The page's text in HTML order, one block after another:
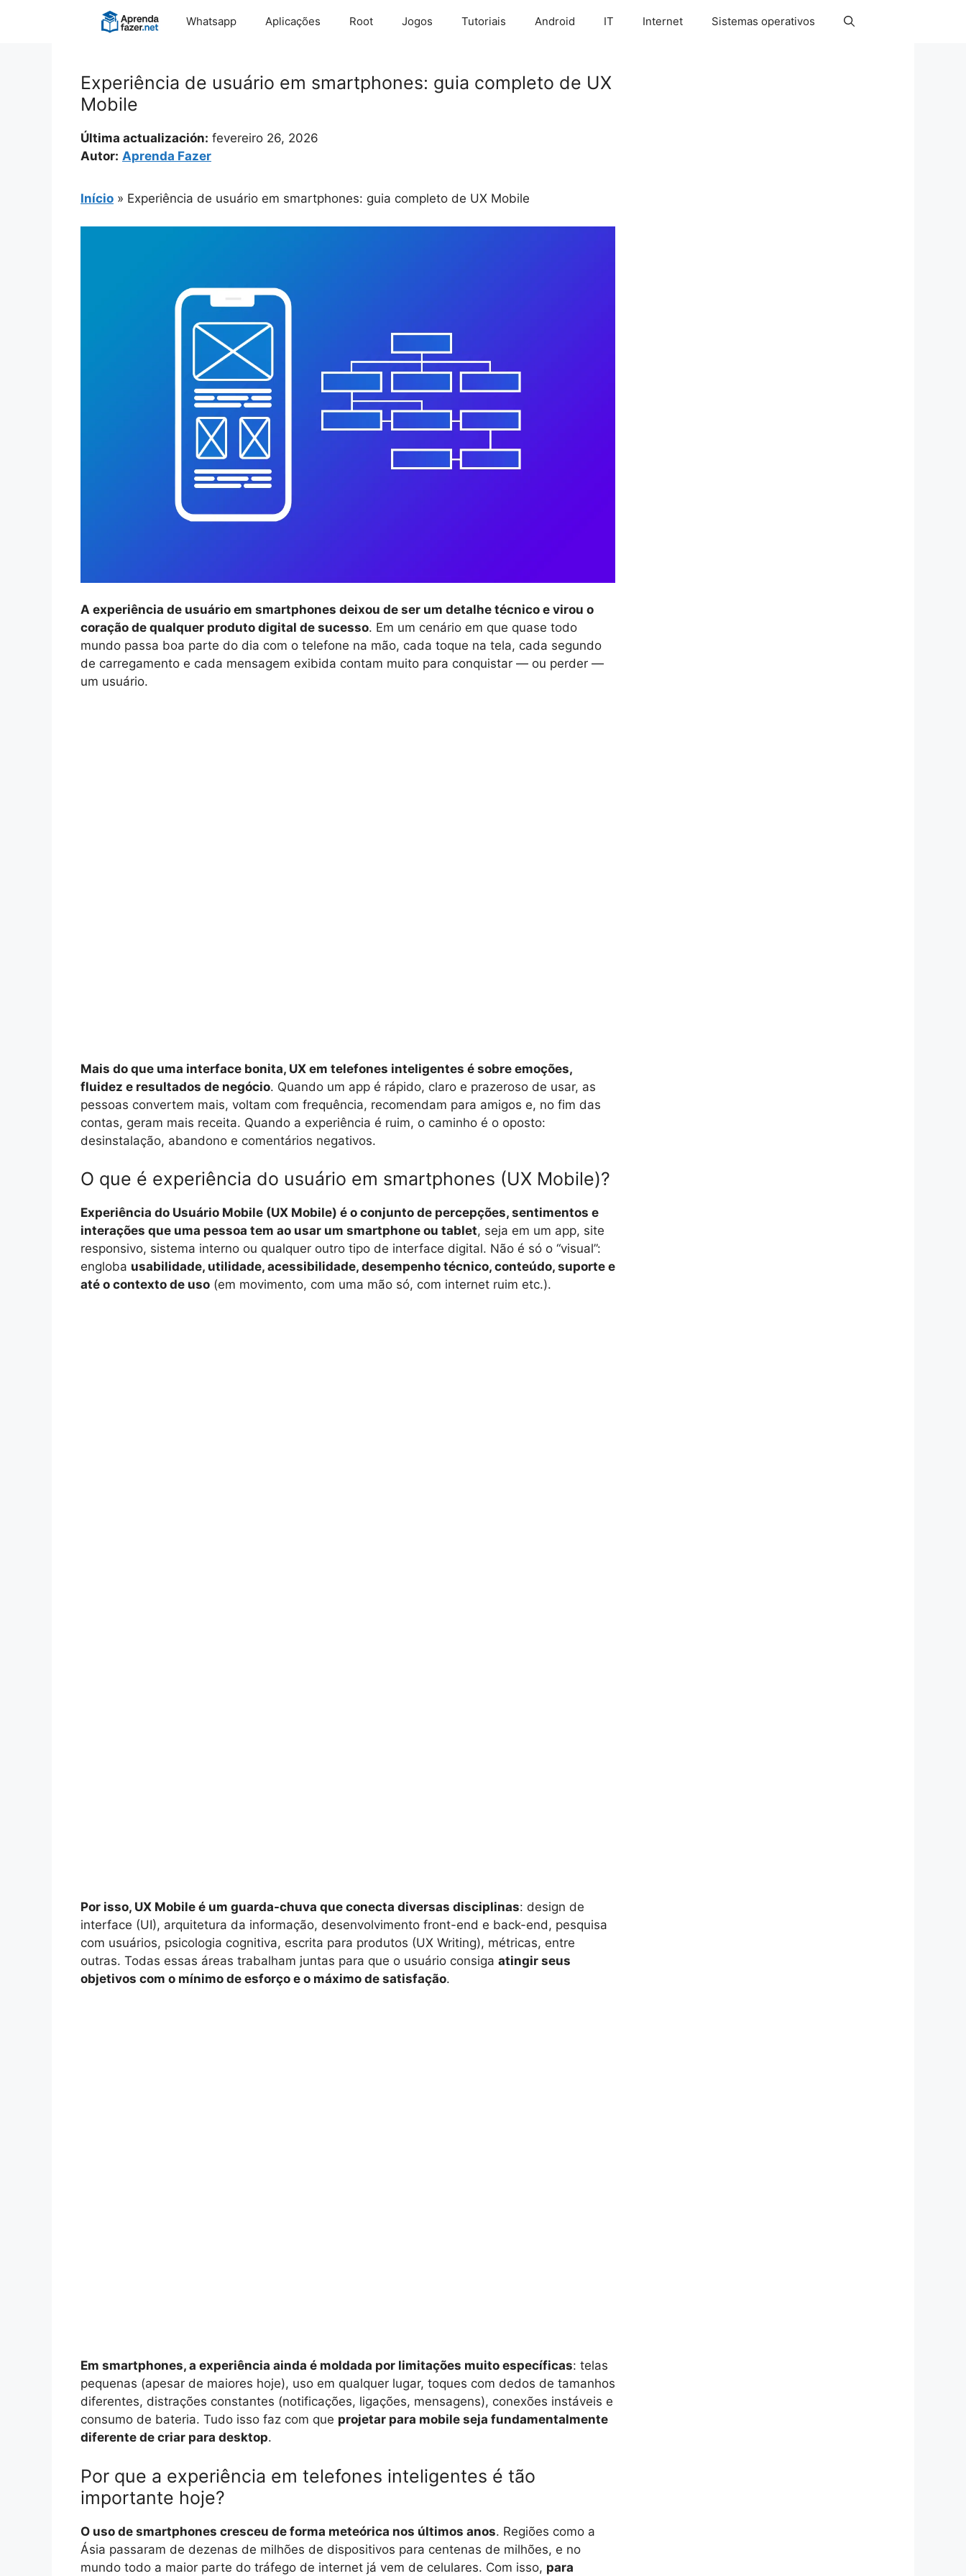
Whatsapp Aplicações Root Jogos Tutoriais Android IT Internet Sistemas operativos
Experiência de usuário em smartphones: guia completo de UX
Mobile
Última actualización: fevereiro 26, 2026
Autor: Aprenda Fazer
Início » Experiência de usuário em smartphones: guia completo de UX Mobile
A experiência de usuário em smartphones deixou de ser um detalhe técnico e virou o
coração de qualquer produto digital de sucesso. Em um cenário em que quase todo
mundo passa boa parte do dia com o telefone na mão, cada toque na tela, cada segundo
de carregamento e cada mensagem exibida contam muito para conquistar — ou perder —
um usuário.
Mais do que uma interface bonita, UX em telefones inteligentes é sobre emoções,
fluidez e resultados de negócio. Quando um app é rápido, claro e prazeroso de usar, as
pessoas convertem mais, voltam com frequência, recomendam para amigos e, no fim das
contas, geram mais receita. Quando a experiência é ruim, o caminho é o oposto:
desinstalação, abandono e comentários negativos.
O que é experiência do usuário em smartphones (UX Mobile)?
Experiência do Usuário Mobile (UX Mobile) é o conjunto de percepções, sentimentos e
interações que uma pessoa tem ao usar um smartphone ou tablet, seja em um app, site
responsivo, sistema interno ou qualquer outro tipo de interface digital. Não é só o “visual”:
engloba usabilidade, utilidade, acessibilidade, desempenho técnico, conteúdo, suporte e
até o contexto de uso (em movimento, com uma mão só, com internet ruim etc.).
Por isso, UX Mobile é um guarda-chuva que conecta diversas disciplinas: design de
interface (UI), arquitetura da informação, desenvolvimento front-end e back-end, pesquisa
com usuários, psicologia cognitiva, escrita para produtos (UX Writing), métricas, entre
outras. Todas essas áreas trabalham juntas para que o usuário consiga atingir seus
objetivos com o mínimo de esforço e o máximo de satisfação.
Em smartphones, a experiência ainda é moldada por limitações muito específicas: telas
pequenas (apesar de maiores hoje), uso em qualquer lugar, toques com dedos de tamanhos
diferentes, distrações constantes (notificações, ligações, mensagens), conexões instáveis e
consumo de bateria. Tudo isso faz com que projetar para mobile seja fundamentalmente
diferente de criar para desktop.
Por que a experiência em telefones inteligentes é tão
importante hoje?
O uso de smartphones cresceu de forma meteórica nos últimos anos. Regiões como a
Ásia passaram de dezenas de milhões de dispositivos para centenas de milhões, e no
mundo todo a maior parte do tráfego de internet já vem de celulares. Com isso, para